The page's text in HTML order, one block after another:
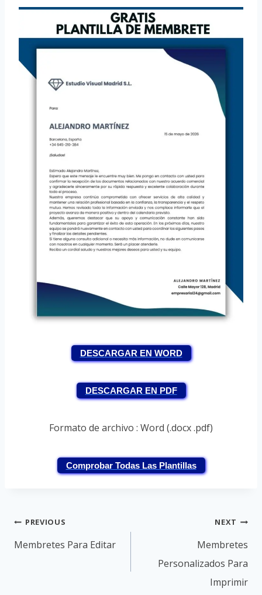
DESCARGAR EN WORD
DESCARGAR EN PDF
Formato de archivo : Word (.docx .pdf)
Comprobar Todas Las Plantillas
Post
navigation
PREVIOUS
Membretes Para Editar
NEXT
Membretes
Personalizados Para
Imprimir